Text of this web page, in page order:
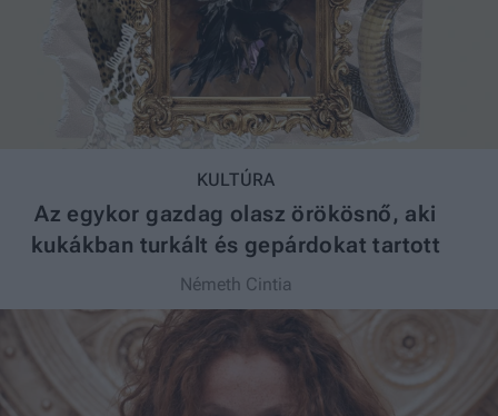
KULTÚRA
Az egykor gazdag olasz örökösnő, aki
kukákban turkált és gepárdokat tartott
Németh Cintia